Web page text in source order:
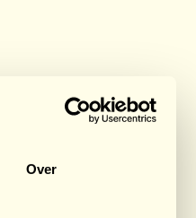
Over